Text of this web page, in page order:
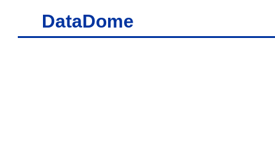
DataDome